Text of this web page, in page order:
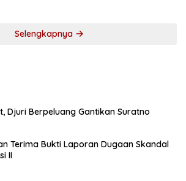
Selengkapnya
Djuri Berpeluang Gantikan Suratno
Terima Bukti Laporan Dugaan Skandal
II